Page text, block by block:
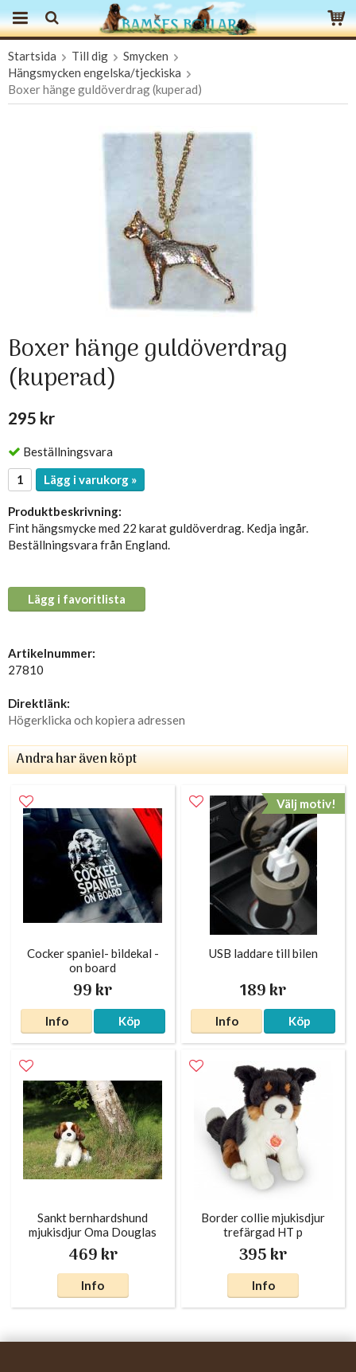
Produkten har blivit tillagd i varukorgen
Startsida Till dig
Smycken
Hängsmycken engelska/tjeckiska
Boxer hänge guldöverdrag (kuperad)
Boxer hänge guldöverdrag
(kuperad)
295 kr
Beställningsvara
Lägg i varukorg »
Produktbeskrivning:
Fint hängsmycke med 22 karat guldöverdrag. Kedja ingår.
Beställningsvara från England.
Lägg i favoritlista
Artikelnummer:
27810
Direktlänk:
Högerklicka och kopiera adressen
Andra har även köpt
Cocker spaniel- bildekal -
on board
99 kr
Info Köp
Välj motiv!
USB laddare till bilen
189 kr
Info Köp
Sankt bernhardshund
mjukisdjur Oma Douglas
469 kr
Info
Border collie mjukisdjur
trefärgad HT p
395 kr
Info